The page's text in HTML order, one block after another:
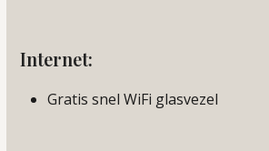
Internet:
Gratis snel WiFi glasvezel